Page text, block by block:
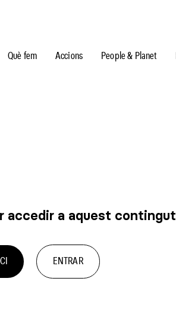
Què fem Accions People & Planet
accedir a aquest contingut
ENTRAR